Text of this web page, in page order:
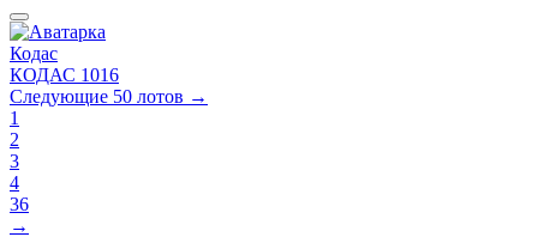
Кодас
КОДАС 1016
Следующие 50 лотов →
1
2
3
4
36
→